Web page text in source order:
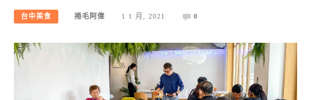
台中美食 捲毛阿偉 1 1 月, 2021 0